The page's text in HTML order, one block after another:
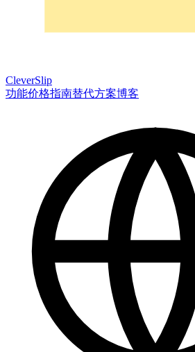
CleverSlip
功能价格指南替代方案博客